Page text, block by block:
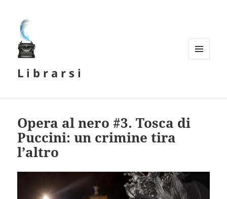
L i b r a r s i
Opera al nero #3. Tosca di
Puccini: un crimine tira
l’altro